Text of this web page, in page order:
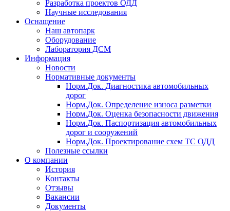
Разработка проектов ОДД
Научные исследования
Оснащение
Наш автопарк
Оборудование
Лаборатория ДСМ
Информация
Новости
Нормативные документы
Норм.Док. Диагностика автомобильных
дорог
Норм.Док. Определение износа разметки
Норм.Док. Оценка безопасности движения
Норм.Док. Паспортизация автомобильных
дорог и сооружений
Норм.Док. Проектирование схем ТС ОДД
Полезные ссылки
О компании
История
Контакты
Отзывы
Вакансии
Документы